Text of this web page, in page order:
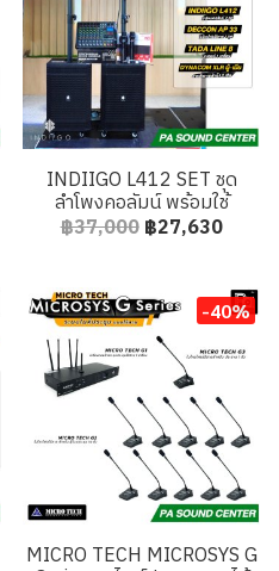
INDIIGO L412 SET ชุด
ลำโพงคอลัมน์ พร้อมใช้
฿37,000 ฿27,630
-40%
MICRO TECH MICROSYS G